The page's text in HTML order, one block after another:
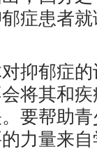
症患者
郁症的
将其和
要帮助
力量来